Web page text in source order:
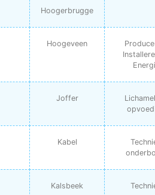
Hoogerbrugge
Hoogeveen
Joffer
Kabel
Kalsbeek